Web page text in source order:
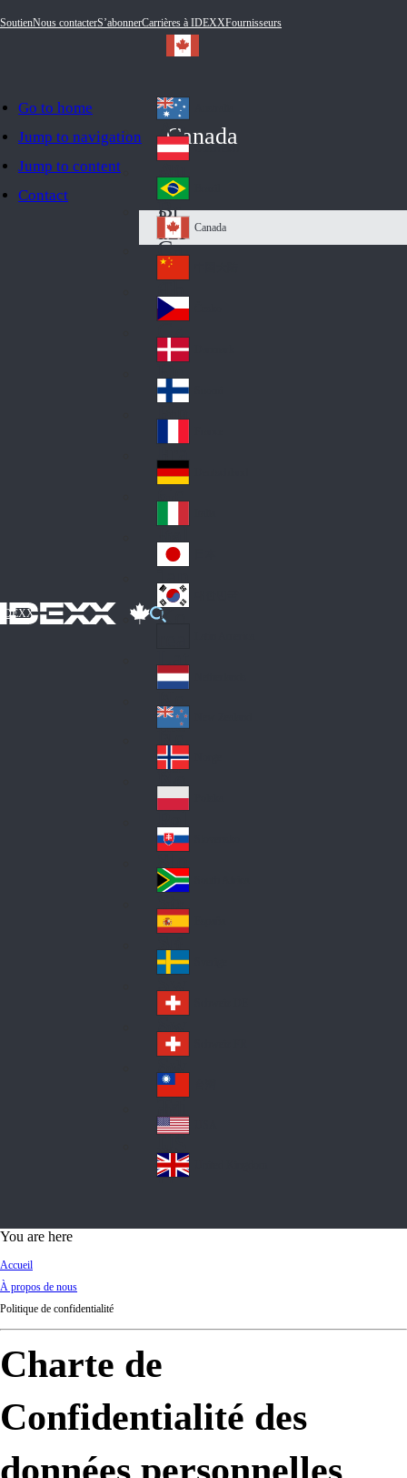
Go to home
Jump to navigation
Jump to content
Contact
SoutienNous contacterS’abonnerCarrières à IDEXXFournisseurs
IDEXX
Canada
Au
str
ali
a
Au
stri
a
Br
azi
l
Ca
na
da
Canada
Ch
ina
Cz
ec
h
De
nm
ark
Fin
d
Fra
nc
e
Ge
an
y
Ital
y
Jap
an
Ko
Lat
in
A
me
ric
a
Ne
the
rla
nd
s
Ne
w
Ze
ala
nd
No
rw
ay
Pol
an
d
Slo
va
kia
So
uth
Af
ric
a
Sp
ain
Sw
ed
en
Sw
itz
erl
an
d
Sw
itz
erl
an
d
wa
n
A
d
You are here
Accueil
À propos de nous
Politique de confidentialité
Charte de
Confidentialité des